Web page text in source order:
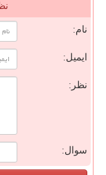
نام:
ایمیل:
نظر:
سوال: